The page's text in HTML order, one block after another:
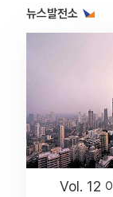
뉴스발전소
Vol. 12